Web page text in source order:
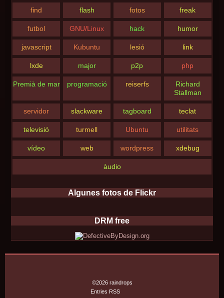
find flash fotos freak
futbol GNU/Linux hack humor
javascript Kubuntu lesió link
lxde major p2p php
Premià de mar programació reiserfs
Richard
Stallman
servidor slackware tagboard teclat
televisió turmell Ubuntu utilitats
vídeo web wordpress xdebug
àudio
Algunes fotos de Flickr
DRM free
©2026 raindrops
Entries RSS